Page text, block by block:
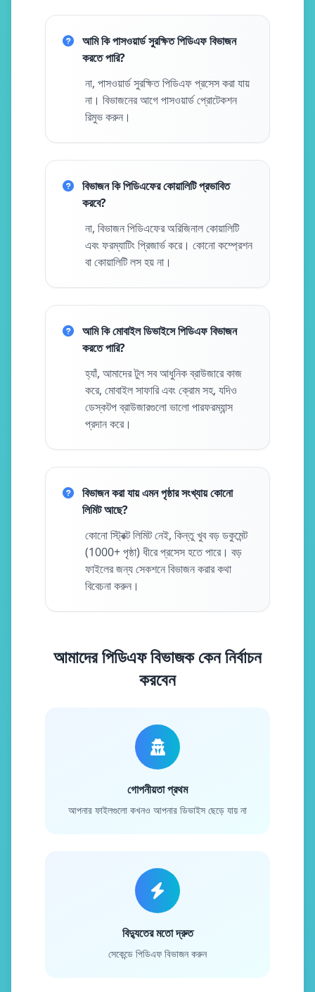
আমি কি পাসওয়ার্ড সুরক্ষিত পিডিএফ বিভাজন
করতে পারি?
না, পাসওয়ার্ড সুরক্ষিত পিডিএফ প্রসেস করা যায়
না। বিভাজনের আগে পাসওয়ার্ড প্রোটেকশন
রিমুভ করুন।
বিভাজন কি পিডিএফের কোয়ালিটি প্রভাবিত
করবে?
না, বিভাজন পিডিএফের অরিজিনাল কোয়ালিটি
এবং ফরম্যাটিং প্রিজার্ভ করে। কোনো কম্প্রেশন
বা কোয়ালিটি লস হয় না।
আমি কি মোবাইল ডিভাইসে পিডিএফ বিভাজন
করতে পারি?
হ্যাঁ, আমাদের টুল সব আধুনিক ব্রাউজারে কাজ
করে, মোবাইল সাফারি এবং ক্রোম সহ, যদিও
ডেস্কটপ ব্রাউজারগুলো ভালো পারফরম্যান্স
প্রদান করে।
বিভাজন করা যায় এমন পৃষ্ঠার সংখ্যায় কোনো
লিমিট আছে?
কোনো স্ট্রিক্ট লিমিট নেই, কিন্তু খুব বড় ডকুমেন্ট
(1000+ পৃষ্ঠা) ধীরে প্রসেস হতে পারে। বড়
ফাইলের জন্য সেকশনে বিভাজন করার কথা
বিবেচনা করুন।
আমাদের পিডিএফ বিভাজক কেন নির্বাচন
করবেন
গোপনীয়তা প্রথম
আপনার ফাইলগুলো কখনও আপনার ডিভাইস ছেড়ে যায় না
বিদ্যুতের মতো দ্রুত
সেকেন্ডে পিডিএফ বিভাজন করুন